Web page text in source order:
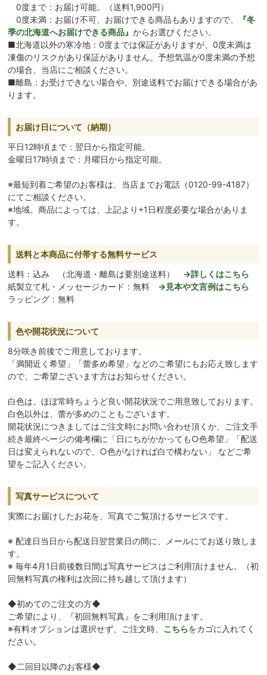
0度まで：お届け可能。（送料1,900円）
0度未満：お届け不可、お届けできる商品もありますので、
『冬
季の北海道へお届けできる商品』からお選びください。
■北海道以外の寒冷地：0度までは保証がありますが、0度未満は
凍傷のリスクがあり保証がありません。予想気温が0度未満の予想
の場合、当店にご相談ください。
■離島：お受けできない場合や、別途送料でお届けできる場合があ
ります。
お届け日について（納期）
平日12時頃まで：翌日から指定可能。
金曜日17時頃まで：月曜日から指定可能。
※最短到着ご希望のお客様は、当店までお電話（0120-99-4187）
にてご相談ください。
※地域、商品によっては、上記より+1日程度必要な場合がありま
す。
送料と本商品に付帯する無料サービス
送料：込み （北海道・離島は要別途送料） →詳しくはこちら
紙製立て札・メッセージカード：無料 →見本や文言例はこちら
ラッピング：無料
色や開花状況について
8分咲き前後でご用意しております。
「満開近く希望」「蕾多め希望」などのご希望にもお応え致します
ので、ご希望ございます方はお知らせください。
白色は、ほぼ常時ちょうど良い開花状況でご用意致しております。
白色以外は、蕾が多めのこともございます。
開花状況につきましてはご注文時にお問い合わせ頂くか、ご注文手
続き最終ページの備考欄に「日にちがかかっても○色希望」「配送
日は変えられないので、○色がなければ白で構わない」 などご希
望をご記入ください。
写真サービスについて
実際にお届けしたお花を、写真でご覧頂けるサービスです。
※ 配達日当日から配送日翌営業日の間に、メールにてお送り致しま
す。
※ 毎年4月1日前後数日間は写真サービスはご利用頂けません。（初
回無料写真の権利は次回に持ち越して頂けます）
◆初めてのご注文の方◆
ご希望により、『初回無料写真』をご利用頂けます。
※有料オプションは選択せず、ご注文時、 こちらをカゴに入れてく
ださい。
◆二回目以降のお客様◆